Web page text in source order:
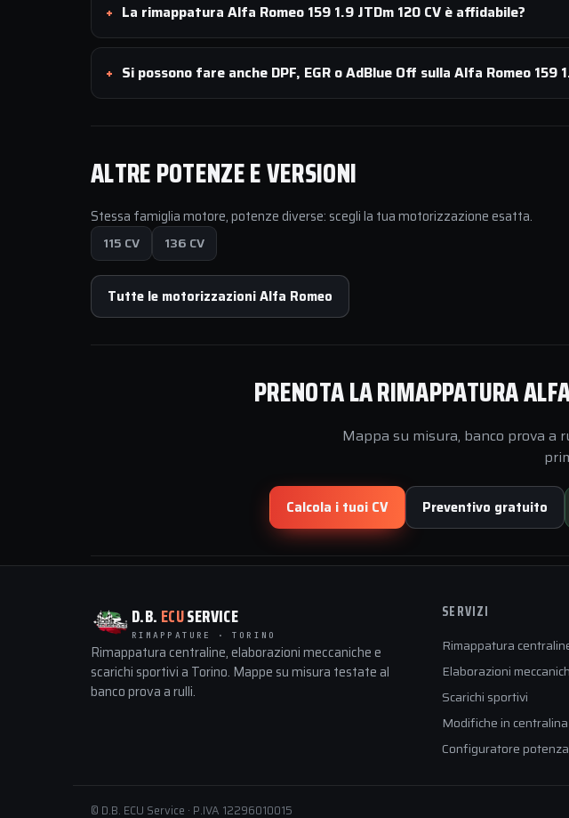
La rimappatura Alfa Romeo 159 1.9 JTDm 120 CV è affidabile?
Si possono fare anche DPF, EGR o AdBlue Off sulla Alfa Romeo 159
ALTRE POTENZE E VERSIONI
Stessa famiglia motore, potenze diverse: scegli la tua motorizzazione esatta.
115 CV
136 CV
Tutte le motorizzazioni Alfa Romeo
PRENOTA LA RIMAPPATURA
Mappa su misura, banco prova a
Calcola i tuoi CV Preventivo gratuito
D.B. ECUSERVICE
RIMAPPATURE · TORINO
Rimappatura centraline, elaborazioni meccaniche e
scarichi sportivi a Torino. Mappe su misura testate al
banco prova a rulli.
SERVIZI
Rimappatura
Elaborazioni
Scarichi sportivi
Modifiche in centralina
Configuratore potenza
© D.B. ECU Service · P.IVA 12296010015